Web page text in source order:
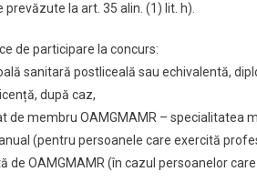
la art. 35 alin. (1) lit. h).
de participare la concurs:
sanitară postliceală sau echivalentă,
după caz,
de membru OAMGMAMR – specialitatea
(pentru persoanele care exercită
de OAMGMAMR (în cazul persoanelor